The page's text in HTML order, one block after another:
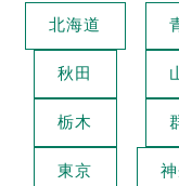
北海道
秋田
栃木
東京 神